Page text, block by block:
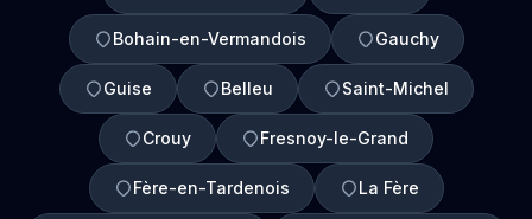
Bohain-en-Vermandois Gauchy
Guise Belleu Saint-Michel
Crouy Fresnoy-le-Grand
Fère-en-Tardenois La Fère